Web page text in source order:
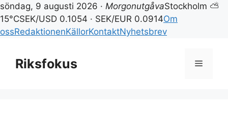
söndag, 9 augusti 2026 · MorgonutgåvaStockholm ⛅
15°CSEK/USD 0.1054 · SEK/EUR 0.0914Om
ossRedaktionenKällorKontaktNyhetsbrev
innehållRiksfokus Meny